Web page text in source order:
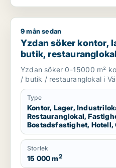
Yzdan söker kontor, lager,
9 mån sedan
Yzdan söker kontor,
butik,
bostadsfastighet,
salu i Växjö
Yzdan söker 0-15000 m²
/ butik / restauranglokal i
Type
Kontor, Lager,
Restauranglokal,
Bostadsfastighet, Hotell,
Storlek
15 000 m2